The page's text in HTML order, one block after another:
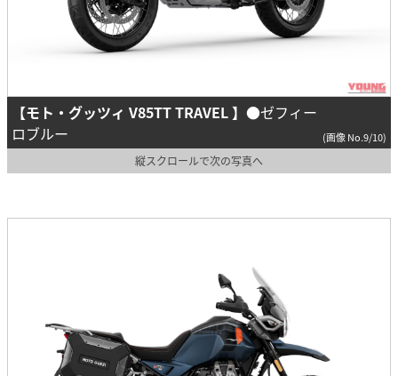
【モト・グッツィ V85TT TRAVEL 】 ●ゼフィー
ロブルー
(画像 No.9/10)
縦スクロールで次の写真へ